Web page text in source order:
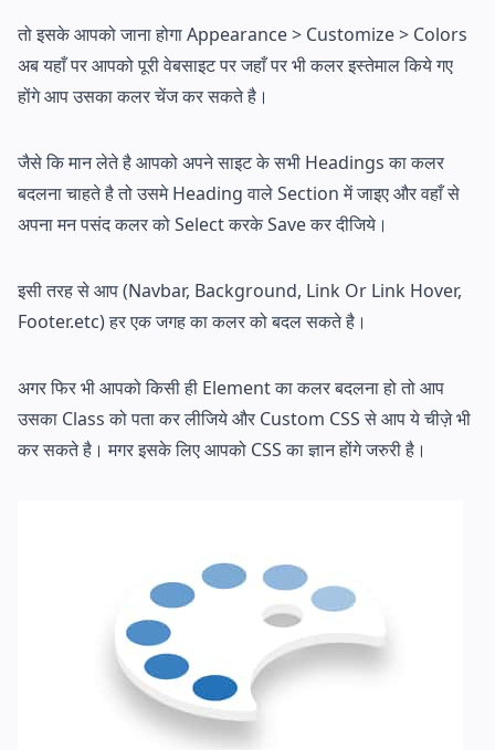
तो इसके आपको जाना होगा Appearance > Customize > Colors
अब यहाँ पर आपको पूरी वेबसाइट पर जहाँ पर भी कलर इस्तेमाल किये गए
होंगे आप उसका कलर चेंज कर सकते है।
जैसे कि मान लेते है आपको अपने साइट के सभी Headings का कलर
बदलना चाहते है तो उसमे Heading वाले Section में जाइए और वहाँ से
अपना मन पसंद कलर को Select करके Save कर दीजिये।
इसी तरह से आप (Navbar, Background, Link Or Link Hover,
Footer.etc) हर एक जगह का कलर को बदल सकते है।
अगर फिर भी आपको किसी ही Element का कलर बदलना हो तो आप
उसका Class को पता कर लीजिये और Custom CSS से आप ये चीज़े भी
कर सकते है। मगर इसके लिए आपको CSS का ज्ञान होंगे जरुरी है।